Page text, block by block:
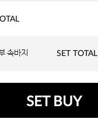
속바지 SET TOTAL
SET BUY